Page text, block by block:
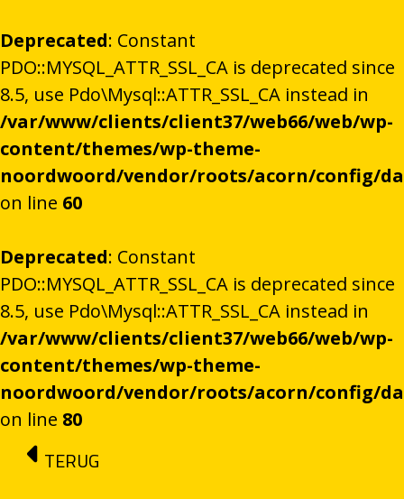
Deprecated: Constant
PDO::MYSQL_ATTR_SSL_CA is deprecated since
8.5, use Pdo\Mysql::ATTR_SSL_CA instead in
/var/www/clients/client37/web66/web/wp-
content/themes/wp-theme-
noordwoord/vendor/roots/acorn/config/
on line 60
Deprecated: Constant
PDO::MYSQL_ATTR_SSL_CA is deprecated since
8.5, use Pdo\Mysql::ATTR_SSL_CA instead in
/var/www/clients/client37/web66/web/wp-
content/themes/wp-theme-
noordwoord/vendor/roots/acorn/config/
on line 80
Ga naar de inhoud
TERUG